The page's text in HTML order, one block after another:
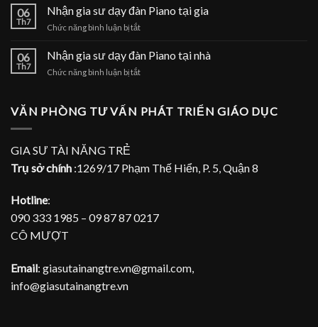
tạigia
sư
dạy
Piano
TPHCM
06
Th7
Nhận gia sư dạy đàn Piano tại gia
Chức năng bình luận bị tắtở
gia
sư
dạy
tại
06
Th7
Nhận gia sư dạy đàn Piano tại nhà
Chức năng bình luận bị tắtở
sư
nhà
VĂN PHÒNG TƯ VẤN PHÁT TRIỂN GIÁO DỤC
GIA SƯ TÀI NĂNG TRẺ
Trụ sở chính :1269/17 Phạm Thế Hiển, P. 5, Quận 8
Hotline:
090 333 1985 – 09 87 87 0217
CÔ MƯỢT
Email: giasutainangtre.vn@gmail.com,
info@giasutainangtre.vn